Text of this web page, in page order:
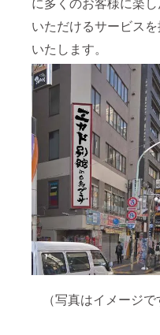
いただけるサービス
いたします。
（写真はイメージで